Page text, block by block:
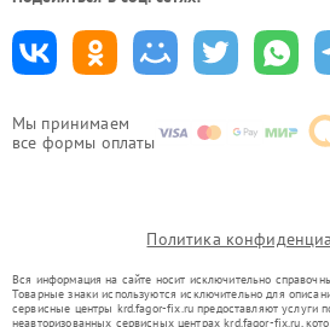
Мы принимаем
все формы оплаты
Политика
Вся информация на сайте носит исключительно
Товарные знаки используются исключительно для
сервисные центры krd.fagor-fix.ru предоставляют услуги
неавторизованных сервисных центрах krd.fagor-fix.ru,